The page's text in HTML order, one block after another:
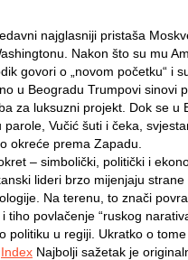
najglasniji pristaša
Nakon što su mu
govori o „novom početku“ i
u Beogradu Trumpovi sinovi
za luksuzni projekt. Dok se u
parole, Vučić šuti i čeka,
okreće prema Zapadu.
– simbolički, politički i
lideri brzo mijenjaju
Na terenu, to znači
tiho povlačenje “ruskog
politiku u regiji. Ukratko o
Index Najbolji sažetak je